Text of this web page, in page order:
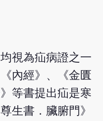
視為疝病證之一
內經》、《金匱
等書提出疝是寒
生書．臟腑門》